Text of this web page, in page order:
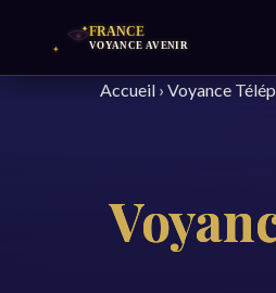
Accueil › Voyance